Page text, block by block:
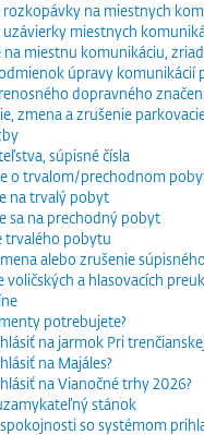
rozkopávky na miestnych
uzávierky miestnych
na miestnu komunikáciu,
úpravy komunikácií
dopravného
zmena a zrušenie
súpisné čísla
o trvalom/prechodnom
na trvalý pobyt
sa na prechodný pobyt
trvalého pobytu
alebo zrušenie
voličských a hlasovacích
potrebujete?
na jarmok Pri
na Majáles?
na Vianočné trhy 2026?
stánok
so systémom